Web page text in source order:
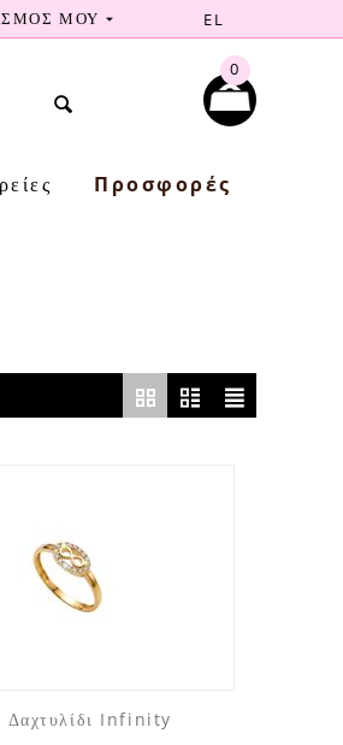
ΜΟΥ EL
0
Προσφορές
Δαχτυλίδι Infinity